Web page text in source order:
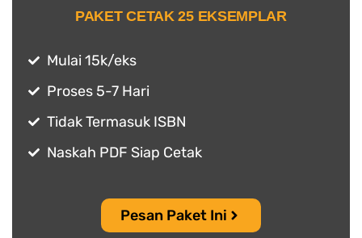
PAKET CETAK 25 EKSEMPLAR
Mulai 15k/eks
Proses 5-7 Hari
Tidak Termasuk ISBN
Naskah PDF Siap Cetak
Pesan Paket Ini